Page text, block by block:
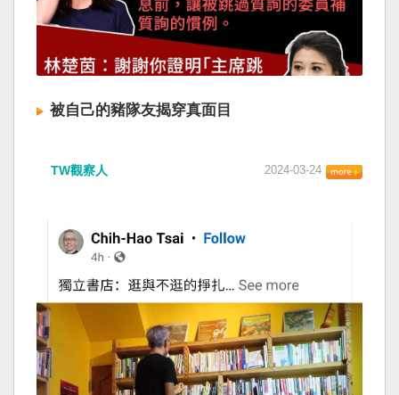
被自己的豬隊友揭穿真面目
TW觀察人 2024-03-24